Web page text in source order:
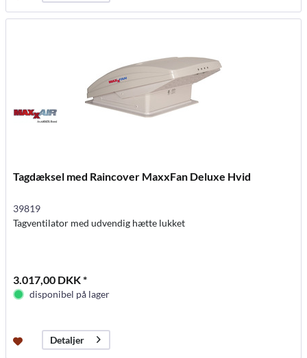
Tagdæksel med Raincover MaxxFan Deluxe Hvid
39819
Tagventilator med udvendig hætte lukket
3.017,00 DKK *
disponibel på lager
Detaljer